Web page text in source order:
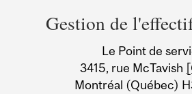
and
University
Information
Gestion de
Le Point de
3415, rue McTavish
Montréal (Québec)